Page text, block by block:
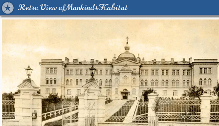
Retro View of Mankind's Habitat